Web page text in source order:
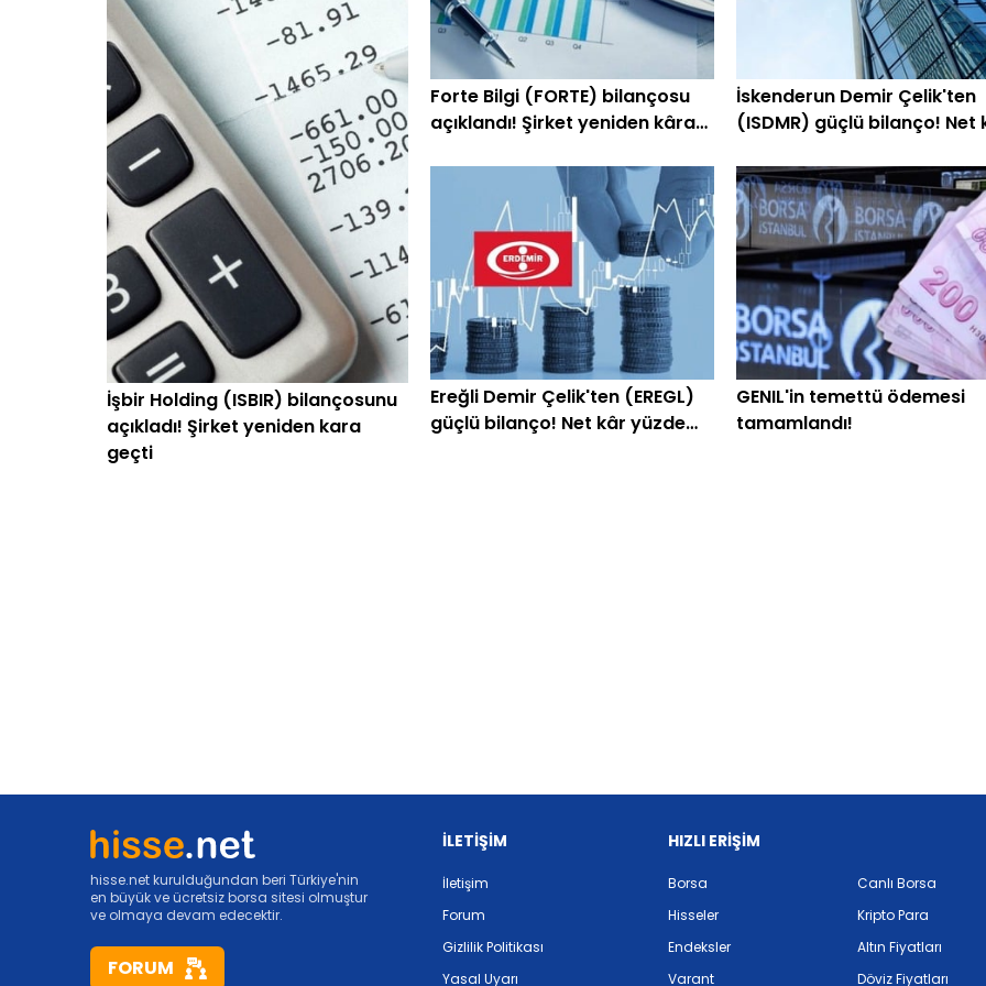
İşbir Holding (ISBIR) bilançosunu
açıkladı! Şirket yeniden kara
geçti
Forte Bilgi (FORTE) bilançosu
açıklandı! Şirket yeniden kâra
İskenderun Demir Çelik'ten
(ISDMR) güçlü bilanço! Net
Ereğli Demir Çelik'ten (EREGL)
güçlü bilanço! Net kâr yüzde
GENIL'in temettü ödemesi
tamamlandı!
hisse.net kurulduğundan beri Türkiye'nin
en büyük ve ücretsiz borsa sitesi olmuştur
ve olmaya devam edecektir.
FORUM
İLETİŞİM
İletişim
Forum
Gizlilik Politikası
Yasal Uyarı
HIZLI ERİŞİM
Borsa
Hisseler
Endeksler
Varant
Canlı Borsa
Kripto Para
Altın Fiyatları
Döviz Fiyatları